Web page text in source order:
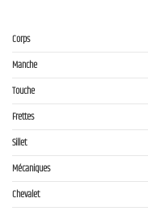
Corps
Manche
Touche
Frettes
Sillet
Mécaniques
Chevalet